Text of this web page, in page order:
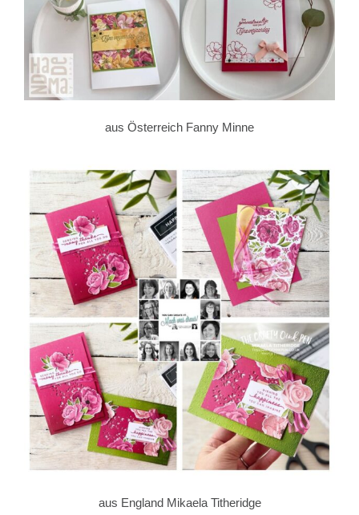
aus Österreich Fanny Minne
aus England Mikaela Titheridge